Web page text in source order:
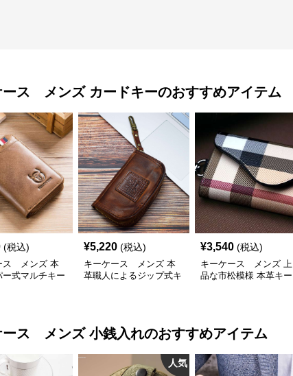
ース メンズ カードキーのおすすめアイテム
(税込)
ス メンズ 本
ー式マルチキー
¥5,220 (税込)
キーケース メンズ 本
革職人によるジップ式キ
¥3,540 (税込)
キーケース メンズ 上
品な市松模様 本革キー
ース メンズ 小銭入れのおすすめアイテム
人気